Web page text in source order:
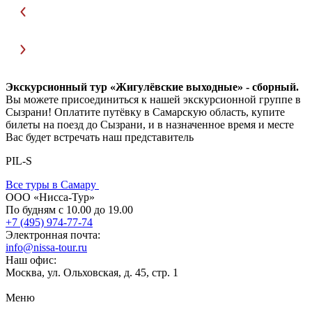
Экскурсионный тур «Жигулёвские выходные» - сборный.
Вы можете присоединиться к нашей экскурсионной группе в
Сызрани! Оплатите путёвку в Самарскую область, купите
билеты на поезд до Сызрани, и в назначенное время и месте
Вас будет встречать наш представитель
PIL-S
Все туры в Самару
ООО «Нисса-Тур»
По будням с 10.00 до 19.00
+7 (495) 974-77-74
Электронная почта:
info@nissa-tour.ru
Наш офис:
Москва, ул. Ольховская, д. 45, стр. 1
Меню